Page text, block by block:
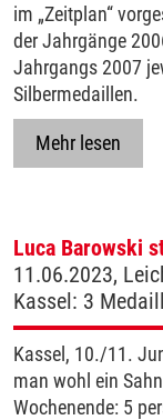
im „Zeitplan“
der Jahrgänge
Jahrgangs 2007
Silbermedaillen.
Mehr lesen
Luca Barowski
11.06.2023,
Kassel: 3
Kassel, 10./11.
man wohl ein
Wochenende: 5